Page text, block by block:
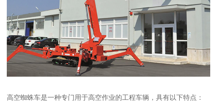
高空蜘蛛车是一种专门用于高空作业的工程车辆，具有以下特点：